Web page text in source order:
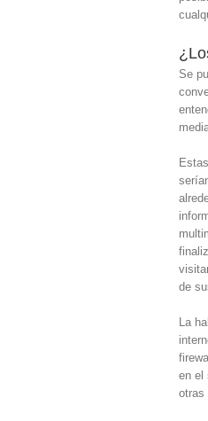
Se
de
La
en el
otras